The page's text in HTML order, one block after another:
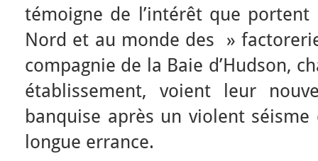
témoigne de l’intérêt que portent
Nord et au monde des »
compagnie de la Baie d’Hudson,
établissement, voient leur
banquise après un violent
longue errance.